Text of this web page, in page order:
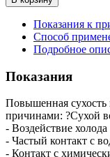
Показания к
Способ
Подробное
Показания
Повышенная
причинами: ?Сухой
- Воздействие холода
- Частый контакт с
- Контакт с